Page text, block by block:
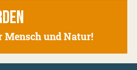
Mensch und Natur!